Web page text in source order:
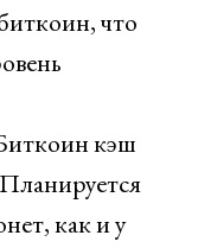
что
кэш
как и у